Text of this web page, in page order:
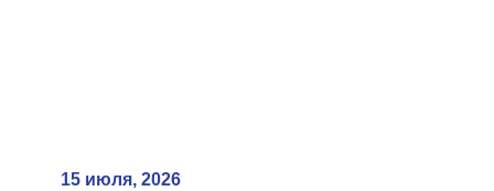
15 июля, 2026